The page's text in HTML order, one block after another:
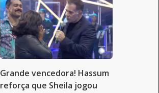
Grande vencedora! Hassum
reforça que Sheila jogou